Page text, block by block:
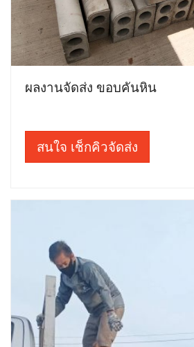
ผลงานจัดส่ง ขอบคันหิน
สนใจ เช็กคิวจัดส่ง